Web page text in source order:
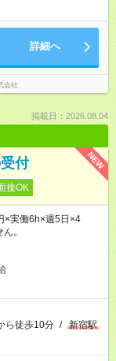
詳細へ
会社
掲載日：2026.08.04
NEW
付
接OK
実働6h×週5日×4
。
ら徒歩10分 / 新宿駅